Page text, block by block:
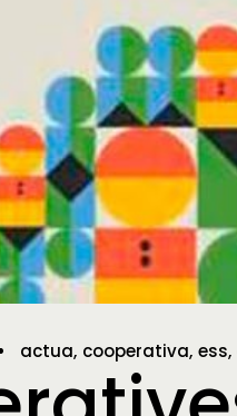
actua cooperativa ess